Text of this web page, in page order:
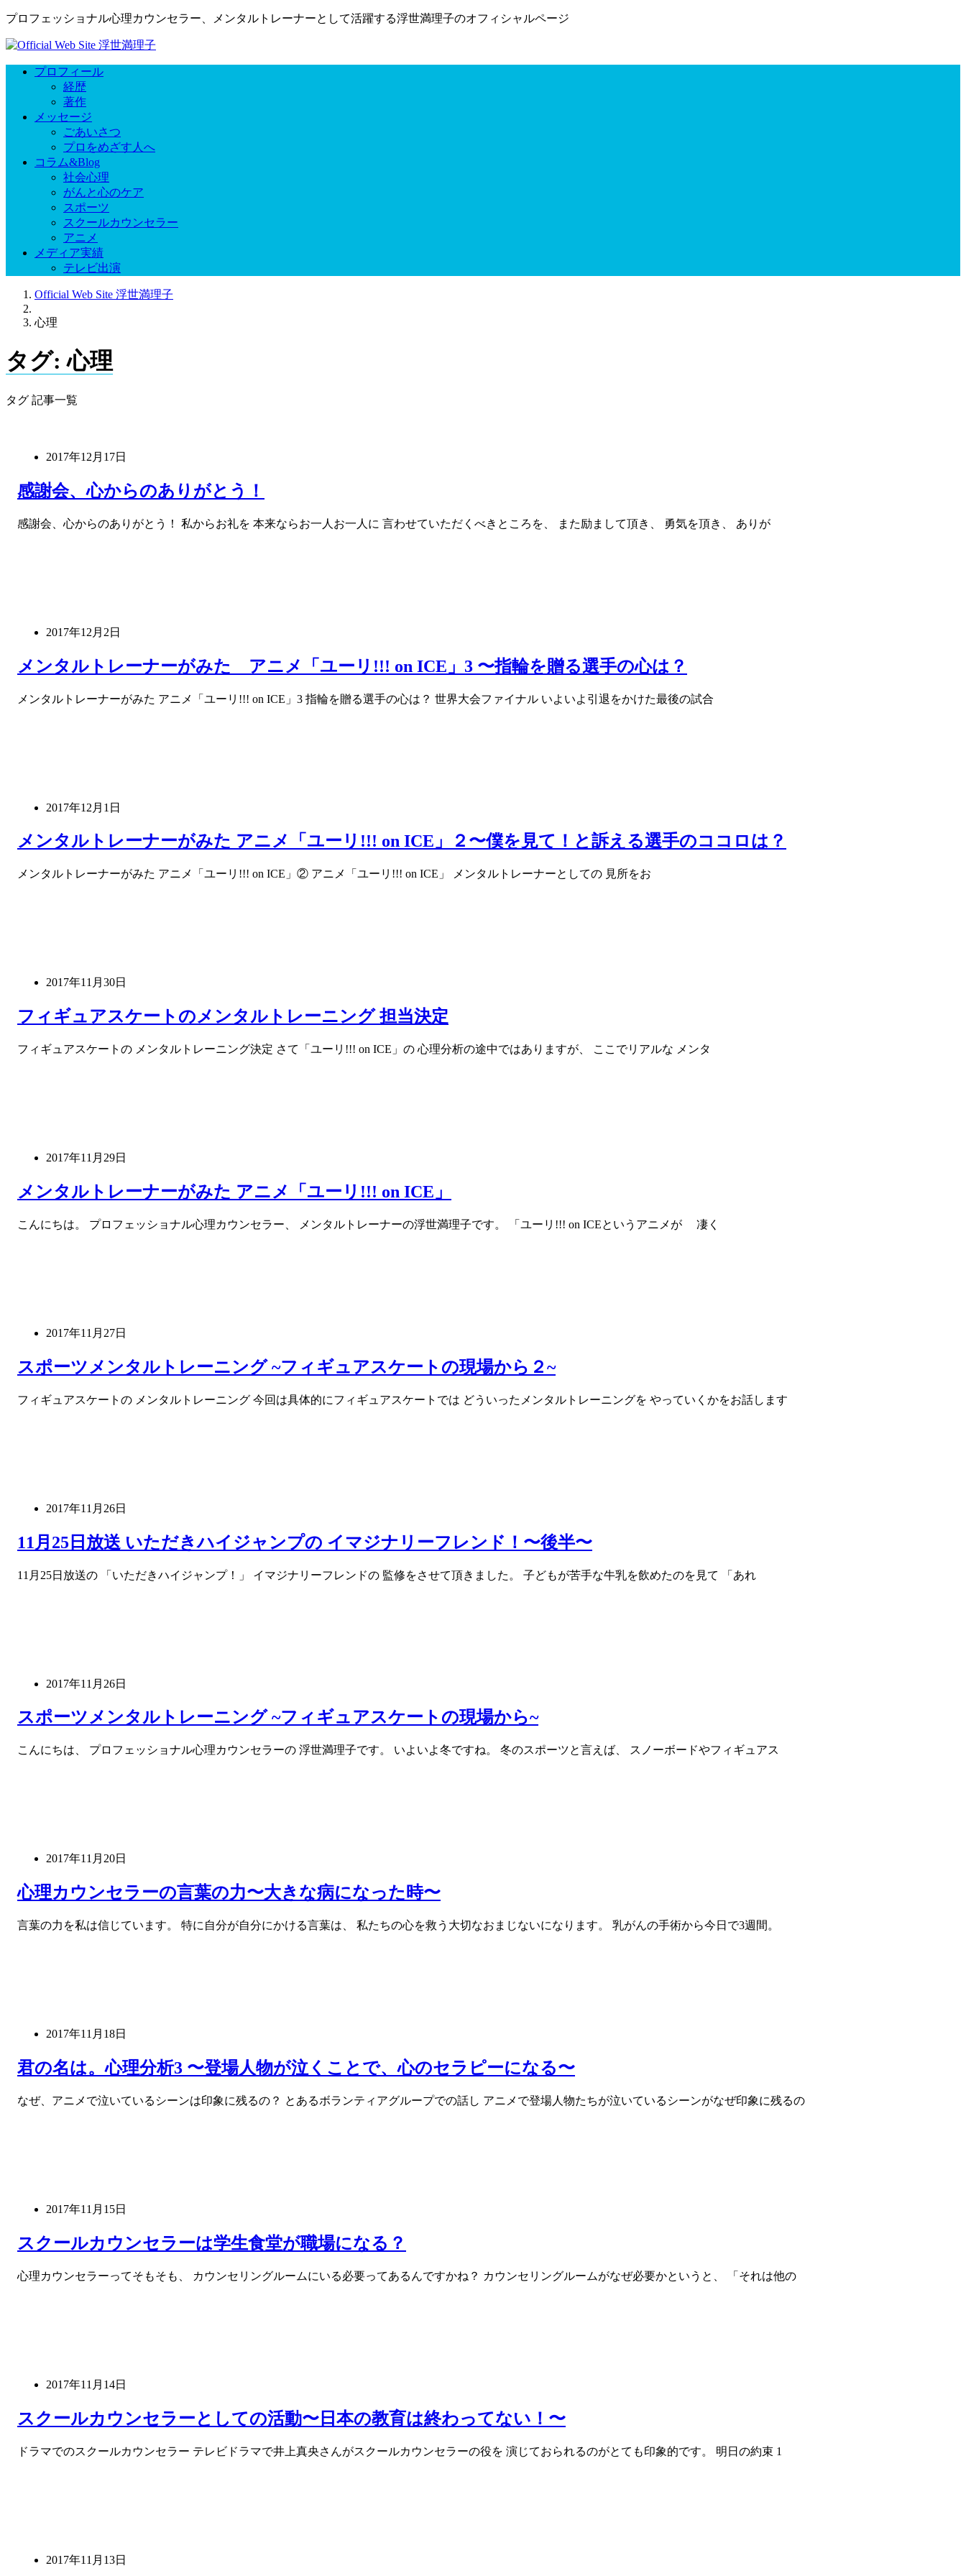
プロフェッショナル心理カウンセラー、メンタルトレーナーとして活躍する浮世満理子のオフィシャルページ
プロフィール
経歴
著作
メッセージ
ごあいさつ
プロをめざす人へ
コラム&Blog
社会心理
がんと心のケア
スポーツ
スクールカウンセラー
アニメ
メディア実績
テレビ出演
Official Web Site 浮世満理子
心理
タグ:心理
タグ 記事一覧
2017年12月17日
感謝会、心からのありがとう！
感謝会、心からのありがとう！ 私からお礼を 本来ならお一人お一人に 言わせていただくべきところを、 また励まして頂き、 勇気を頂き、 ありが
2017年12月2日
メンタルトレーナーがみた アニメ「ユーリ!!! on ICE」3 〜指輪を贈る選手の心は？
メンタルトレーナーがみた アニメ「ユーリ!!! on ICE」3 指輪を贈る選手の心は？ 世界大会ファイナル いよいよ引退をかけた最後の試合
2017年12月1日
メンタルトレーナーがみた アニメ「ユーリ!!! on ICE」２〜僕を見て！と訴える選手のココロは？
メンタルトレーナーがみた アニメ「ユーリ!!! on ICE」② アニメ「ユーリ!!! on ICE」 メンタルトレーナーとしての 見所をお
2017年11月30日
フィギュアスケートのメンタルトレーニング 担当決定
フィギュアスケートの メンタルトレーニング決定 さて「ユーリ!!! on ICE」の 心理分析の途中ではありますが、 ここでリアルな メンタ
2017年11月29日
メンタルトレーナーがみた アニメ「ユーリ!!! on ICE」
こんにちは。 プロフェッショナル心理カウンセラー、 メンタルトレーナーの浮世満理子です。 「ユーリ!!! on ICEというアニメが 凄く
2017年11月27日
スポーツメンタルトレーニング ~フィギュアスケートの現場から２~
フィギュアスケートの メンタルトレーニング 今回は具体的にフィギュアスケートでは どういったメンタルトレーニングを やっていくかをお話します
2017年11月26日
11月25日放送 いただきハイジャンプの イマジナリーフレンド！〜後半〜
11月25日放送の 「いただきハイジャンプ！」 イマジナリーフレンドの 監修をさせて頂きました。 子どもが苦手な牛乳を飲めたのを見て 「あれ
2017年11月26日
スポーツメンタルトレーニング ~フィギュアスケートの現場から~
こんにちは、 プロフェッショナル心理カウンセラーの 浮世満理子です。 いよいよ冬ですね。 冬のスポーツと言えば、 スノーボードやフィギュアス
2017年11月20日
心理カウンセラーの言葉の力〜大きな病になった時〜
言葉の力を私は信じています。 特に自分が自分にかける言葉は、 私たちの心を救う大切なおまじないになります。 乳がんの手術から今日で3週間。
2017年11月18日
君の名は。心理分析3 〜登場人物が泣くことで、心のセラピーになる〜
なぜ、アニメで泣いているシーンは印象に残るの？ とあるボランティアグループでの話し アニメで登場人物たちが泣いているシーンがなぜ印象に残るの
2017年11月15日
スクールカウンセラーは学生食堂が職場になる？
心理カウンセラーってそもそも、 カウンセリングルームにいる必要ってあるんですかね？ カウンセリングルームがなぜ必要かというと、 「それは他の
2017年11月14日
スクールカウンセラーとしての活動〜日本の教育は終わってない！〜
ドラマでのスクールカウンセラー テレビドラマで井上真央さんがスクールカウンセラーの役を 演じておられるのがとても印象的です。 明日の約束 1
2017年11月13日